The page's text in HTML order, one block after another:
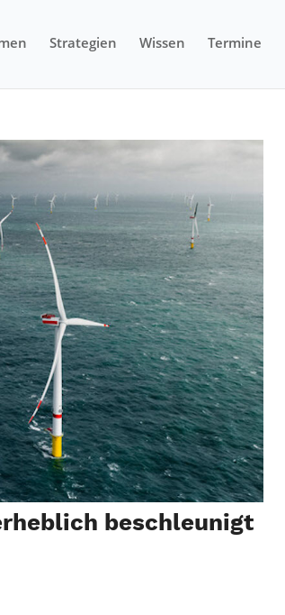
Strategien Wissen Termine
beschleunigt